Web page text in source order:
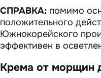
СПРАВКА: помимо
положительного
Южнокорейского
эффективен в
Крема от морщин